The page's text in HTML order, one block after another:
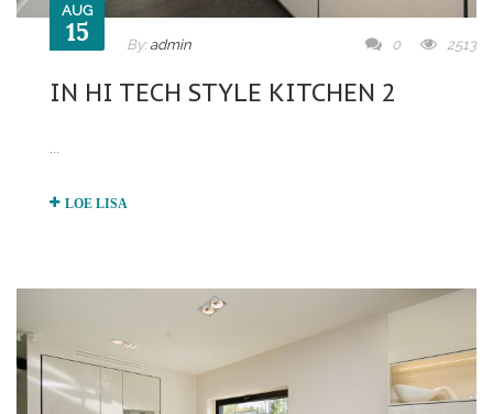
AUG
15 By: admin 0 2513
IN HI TECH STYLE KITCHEN 2
...
LOE LISA